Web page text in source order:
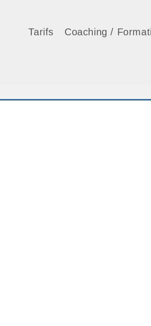
Tarifs Coaching /